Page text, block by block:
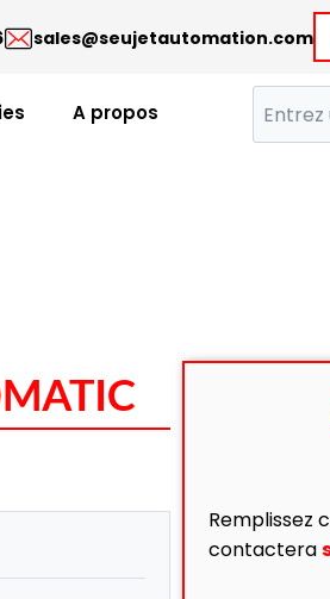
sales@seujetautomation.com
A propos
Remplissez
contactera